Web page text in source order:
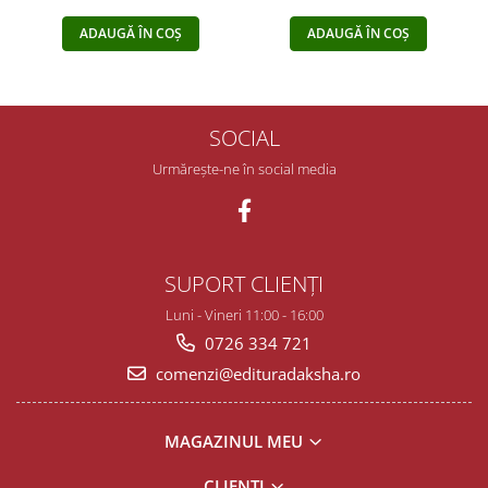
ADAUGĂ ÎN COȘ ADAUGĂ ÎN COȘ
SOCIAL
Urmărește-ne în social media
SUPORT CLIENȚI
Luni - Vineri 11:00 - 16:00
0726 334 721
comenzi@edituradaksha.ro
MAGAZINUL MEU